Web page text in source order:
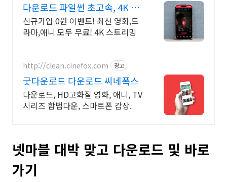
다운로드 파일썬 초고속, 4K 실
시간 보기!
신규가입 0원 이벤트! 최신 영화,드
라마,애니 모두 무료! 4K 스트리밍
http://clean.cinefox.com 광고
굿다운로드 다운로드 씨네폭스
다운로드, HD고화질 영화, 애니, TV
시리즈 합법다운, 스마트폰 감상.
넷마블 대박 맞고 다운로드 및 바로
가기